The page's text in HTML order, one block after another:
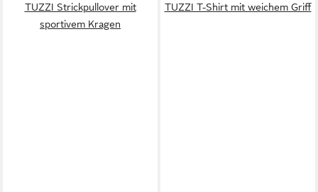
TUZZI Strickpullover mit
sportivem Kragen
TUZZI T-Shirt mit weichem Griff